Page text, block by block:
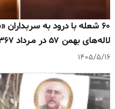
لاله‌های بهمن ۵۷ در مـرداد ۱۳۶۷
۱۴۰۵/۵/۱۶